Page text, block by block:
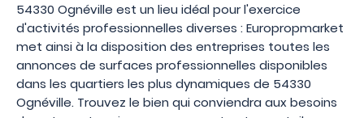
54330 Ognéville est un lieu idéal pour l'exercice
d'activités professionnelles diverses : Europropmarket
met ainsi à la disposition des entreprises toutes les
annonces de surfaces professionnelles disponibles
dans les quartiers les plus dynamiques de 54330
Ognéville. Trouvez le bien qui conviendra aux besoins